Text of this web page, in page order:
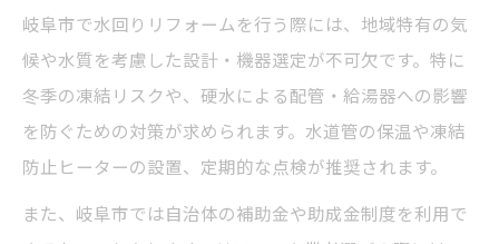
岐阜市で水回りリフォームを行う際には、地域特有の気
候や水質を考慮した設計・機器選定が不可欠です。特に
冬季の凍結リスクや、硬水による配管・給湯器への影響
を防ぐための対策が求められます。水道管の保温や凍結
防止ヒーターの設置、定期的な点検が推奨されます。
また、岐阜市では自治体の補助金や助成金制度を利用で